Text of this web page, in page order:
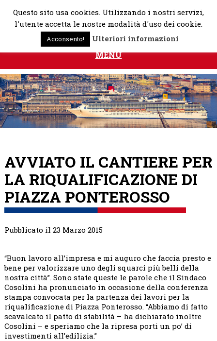
Skip
MENU
AVVIATO IL CANTIERE PER
LA RIQUALIFICAZIONE DI
PIAZZA PONTEROSSO
Pubblicato il 23 Marzo 2015
“Buon lavoro all’impresa e mi auguro che faccia presto e
bene per valorizzare uno degli squarci più belli della
nostra città”. Sono state queste le parole che il Sindaco
Cosolini ha pronunciato in occasione della conferenza
stampa convocata per la partenza dei lavori per la
riqualificazione di Piazza Ponterosso. “Abbiamo di fatto
scavalcato il patto di stabilità – ha dichiarato inoltre
Cosolini – e speriamo che la ripresa porti un po’ di
investimenti all’edilizia.”
Questo sito usa cookies. Utilizzando i nostri servizi,
l'utente accetta le nostre modalità d'uso dei cookie.
Acconsento! Ulteriori informazioni